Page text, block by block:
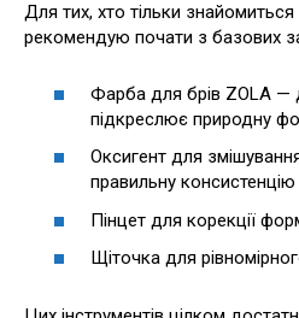
Для тих, хто тільки
рекомендую почати з базових
Фарба для брів ZOLA —
підкреслює природну
Оксигент для
правильну консистенцію
Пінцет для корекції
Щіточка для